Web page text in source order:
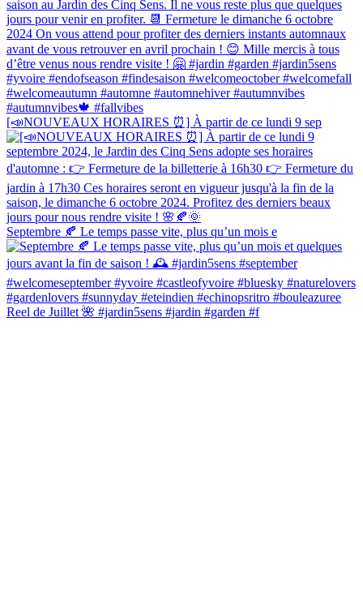
[📣NOUVEAUX HORAIRES ⏰] À partir de ce lundi 9 sep
Septembre 🍂 Le temps passe vite, plus qu’un mois e
Reel de Juillet 🌺 #jardin5sens #jardin #garden #f